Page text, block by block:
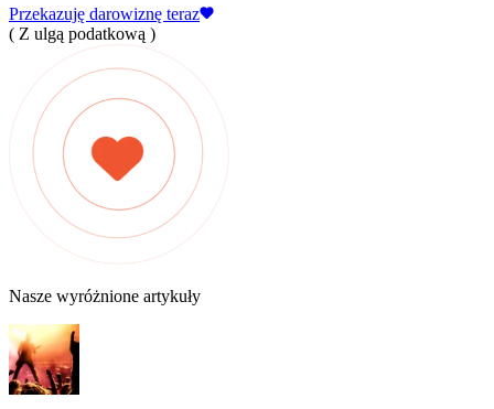
Przekazuję darowiznę teraz
( Z ulgą podatkową )
Nasze wyróżnione artykuły